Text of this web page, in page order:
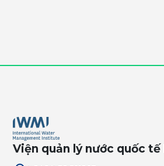
Viện quản lý nước quốc tế